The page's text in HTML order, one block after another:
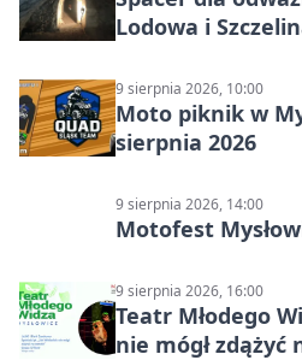
Lodowa i
9 sierpnia 2026, 10:00
Moto piknik w
sierpnia 2026
9 sierpnia 2026, 14:00
Motofest
9 sierpnia 2026, 16:00
Teatr Młodego
nie mógł zdążyć